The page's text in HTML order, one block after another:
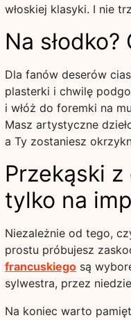
włoskiej klasyki. I nie
Na
Dla fanów deserów
plasterki i chwilę
i włóż do foremki na
Masz artystyczne
a Ty zostaniesz
Przekąski
tylko na
Niezależnie od tego,
prostu próbujesz
francuskiego są
sylwestra, przez
Na koniec warto